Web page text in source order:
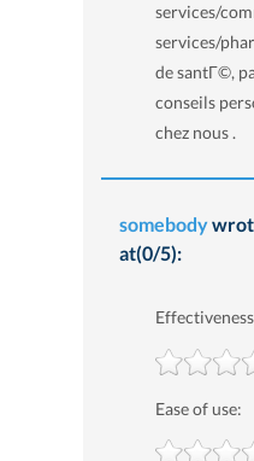
services/
services/
de santГ©,
conseils
chez nous .
somebody
at(0/5):
Ease of use: